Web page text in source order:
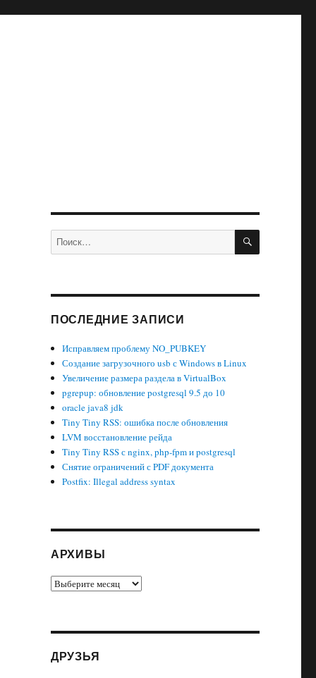
Искать: ПОИСК
ПОСЛЕДНИЕ ЗАПИСИ
Исправляем проблему NO_PUBKEY
Создание загрузочного usb с Windows в Linux
Увеличение размера раздела в VirtualBox
pgrepup: обновление postgresql 9.5 до 10
oracle java8 jdk
Tiny Tiny RSS: ошибка после обновления
LVM восстановление рейда
Tiny Tiny RSS с nginx, php-fpm и postgresql
Снятие ограничений с PDF документа
Postfix: Illegal address syntax
АРХИВЫ
Архивы
ДРУЗЬЯ